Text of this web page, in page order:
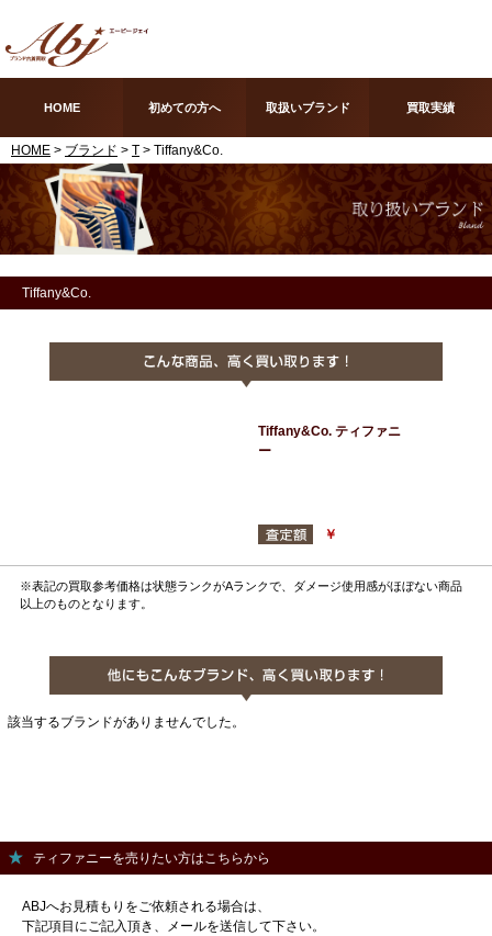
HOME 初めての方へ 取扱いブランド 買取実績
HOME > ブランド > T > Tiffany&Co.
Tiffany&Co.
Tiffany&Co. ティファニ
ー
￥
※表記の買取参考価格は状態ランクがAランクで、ダメージ使用感がほぼない商品
以上のものとなります。
該当するブランドがありませんでした。
ティファニーを売りたい方はこちらから
ABJへお見積もりをご依頼される場合は、
下記項目にご記入頂き、メールを送信して下さい。